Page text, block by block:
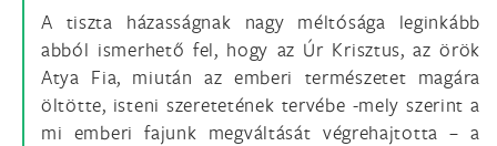
A tiszta házasságnak nagy méltósága leginkább
abból ismerhető fel, hogy az Úr Krisztus, az örök
Atya Fia, miután az emberi természetet magára
öltötte, isteni szeretetének tervébe -mely szerint a
mi emberi fajunk megváltását végrehajtotta – a